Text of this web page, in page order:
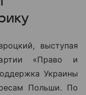
выступая
«Право и
Украины
Польши. По